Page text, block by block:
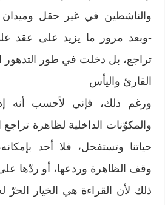
والناشطين في غير حقل وميدان
-وبعد مرور ما يزيد على عقد على
تراجع، بل دخلت في طور التدهور
القارئ واليأس
ورغم ذلك، فإني لأحسب أنه
والمكوّنات الداخلية لظاهرة
حياتنا وتستفحل، فلا أحد
وقف الظاهرة وردعها، أو ردّها
ذلك لأن القراءة هي الخيار الحرّ